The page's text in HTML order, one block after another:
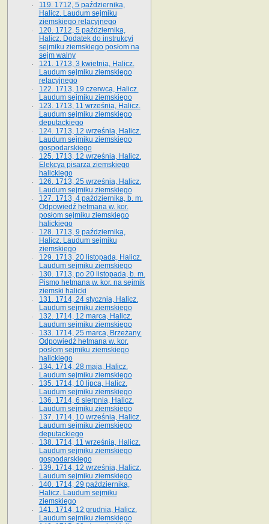
119. 1712, 5 października,
Halicz. Laudum sejmiku
ziemskiego relacyjnego
120. 1712, 5 października,
Halicz. Dodatek do instrukcyi
sejmiku ziemskiego posłom na
sejm walny
121. 1713, 3 kwietnia, Halicz.
Laudum sejmiku ziemskiego
relacyjnego
122. 1713, 19 czerwca, Halicz.
Laudum sejmiku ziemskiego
123. 1713, 11 września, Halicz.
Laudum sejmiku ziemskiego
deputackiego
124. 1713, 12 września, Halicz.
Laudum sejmiku ziemskiego
gospodarskiego
125. 1713, 12 września, Halicz.
Elekcya pisarza ziemskiego
halickiego
126. 1713, 25 września, Halicz.
Laudum sejmiku ziemskiego
127. 1713, 4 października, b. m.
Odpowiedź hetmana w. kor.
posłom sejmiku ziemskiego
halickiego
128. 1713, 9 października,
Halicz. Laudum sejmiku
ziemskiego
129. 1713, 20 listopada, Halicz.
Laudum sejmiku ziemskiego
130. 1713, po 20 listopada, b. m.
Pismo hetmana w. kor. na sejmik
ziemski halicki
131. 1714, 24 stycznia, Halicz.
Laudum sejmiku ziemskiego
132. 1714, 12 marca, Halicz.
Laudum sejmiku ziemskiego
133. 1714, 25 marca, Brzeżany.
Odpowiedź hetmana w. kor.
posłom sejmiku ziemskiego
halickiego
134. 1714, 28 maja, Halicz.
Laudum sejmiku ziemskiego
135. 1714, 10 lipca, Halicz.
Laudum sejmiku ziemskiego
136. 1714, 6 sierpnia, Halicz.
Laudum sejmiku ziemskiego
137. 1714, 10 września, Halicz.
Laudum sejmiku ziemskiego
deputackiego
138. 1714, 11 września, Halicz.
Laudum sejmiku ziemskiego
gospodarskiego
139. 1714, 12 września, Halicz.
Laudum sejmiku ziemskiego
140. 1714, 29 października,
Halicz. Laudum sejmiku
ziemskiego
141. 1714, 12 grudnia, Halicz.
Laudum sejmiku ziemskiego